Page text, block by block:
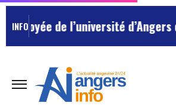
INFO de l’université d’Angers